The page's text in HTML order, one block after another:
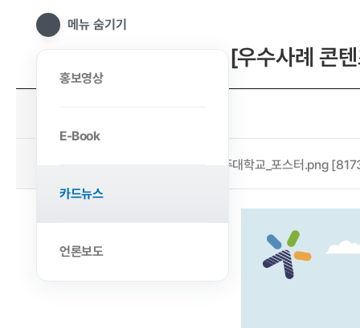
메뉴 숨기기
홍보영상
E-Book
카드뉴스
언론보도
[우수사례 콘
김원교_아주대학교_포스터.png